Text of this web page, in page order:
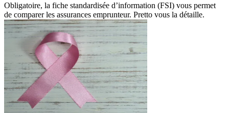
Obligatoire, la fiche standardisée d’information (FSI) vous permet
de comparer les assurances emprunteur. Pretto vous la détaille.